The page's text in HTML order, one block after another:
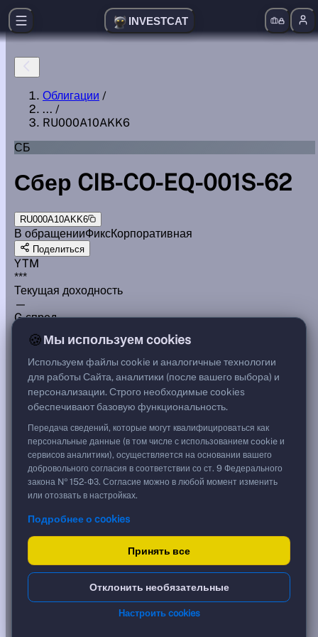
INVESTCAT
Облигации /
... /
RU000A10AKK6
СБ
Сбер CIB-CO-EQ-001S-62
RU000A10AKK6
В обращенииФиксКорпоративная
Поделиться
YTM
***
Текущая доходность
—
G спред
Цена
92,91 %
929,10 ₽
Срок, лет
1,02
Дюрация, лет
1,02
Рейтинг
Тип
Корпоративная
Фикс
Доходность и цена
YTM эффективная
16.08.2027
🍪Мы используем cookies
Используем файлы cookie и аналогичные технологии
для работы Сайта, аналитики (после вашего выбора) и
персонализации. Строго необходимые cookies
обеспечивают базовую функциональность.
Передача сведений, которые могут квалифицироваться как
персональные данные (в том числе с использованием cookie и
сервисов аналитики), осуществляется на основании вашего
добровольного согласия в соответствии со ст. 9 Федерального
закона № 152-ФЗ. Согласие можно в любой момент изменить
или отозвать в настройках.
Подробнее о cookies
Принять все
Отклонить необязательные
Настроить cookies